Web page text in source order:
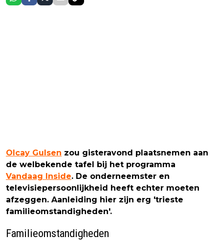
Olcay Gulsen zou gisteravond plaatsnemen aan
de welbekende tafel bij het programma
Vandaag Inside. De onderneemster en
televisiepersoonlijkheid heeft echter moeten
afzeggen. Aanleiding hier zijn erg 'trieste
familieomstandigheden'.
Familieomstandigheden